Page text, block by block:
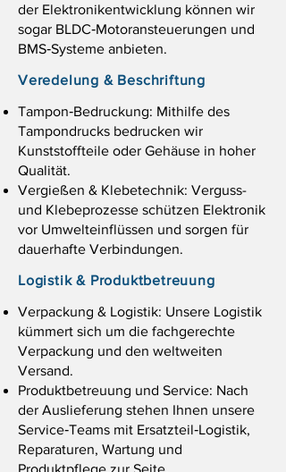
der Elektronik­entwicklung können wir
sogar BLDC‑Motoransteuerungen und
BMS‑Systeme anbieten.
Veredelung & Beschriftung
Tampon‑Bedruckung: Mithilfe des
Tampondrucks bedrucken wir
Kunststoffteile oder Gehäuse in hoher
Qualität.
Vergießen & Klebetechnik: Verguss-
und Klebeprozesse schützen Elektronik
vor Umwelteinflüssen und sorgen für
dauerhafte Verbindungen.
Logistik & Produktbetreuung
Verpackung & Logistik: Unsere Logistik
kümmert sich um die fachgerechte
Verpackung und den weltweiten
Versand.
Produktbetreuung und Service: Nach
der Auslieferung stehen Ihnen unsere
Service‑Teams mit Ersatzteil‑Logistik,
Reparaturen, Wartung und
Produktpflege zur Seite.